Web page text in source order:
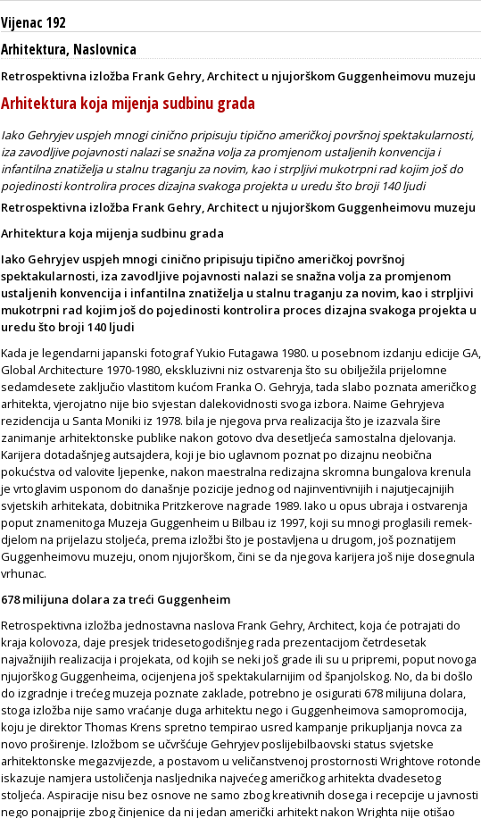
Vijenac 192
Arhitektura, Naslovnica
Retrospektivna izložba Frank Gehry, Architect u njujorškom Guggenheimovu muzeju
Arhitektura koja mijenja sudbinu grada
Iako Gehryjev uspjeh mnogi cinično pripisuju tipično američkoj površnoj spektakularnosti,
iza zavodljive pojavnosti nalazi se snažna volja za promjenom ustaljenih konvencija i
infantilna znatiželja u stalnu traganju za novim, kao i strpljivi mukotrpni rad kojim još do
pojedinosti kontrolira proces dizajna svakoga projekta u uredu što broji 140 ljudi
Retrospektivna izložba Frank Gehry, Architect u njujorškom Guggenheimovu muzeju
Arhitektura koja mijenja sudbinu grada
Iako Gehryjev uspjeh mnogi cinično pripisuju tipično američkoj površnoj
spektakularnosti, iza zavodljive pojavnosti nalazi se snažna volja za promjenom
ustaljenih konvencija i infantilna znatiželja u stalnu traganju za novim, kao i strpljivi
mukotrpni rad kojim još do pojedinosti kontrolira proces dizajna svakoga projekta u
uredu što broji 140 ljudi
Kada je legendarni japanski fotograf Yukio Futagawa 1980. u posebnom izdanju edicije GA,
Global Architecture 1970-1980, ekskluzivni niz ostvarenja što su obilježila prijelomne
sedamdesete zaključio vlastitom kućom Franka O. Gehryja, tada slabo poznata američkog
arhitekta, vjerojatno nije bio svjestan dalekovidnosti svoga izbora. Naime Gehryjeva
rezidencija u Santa Moniki iz 1978. bila je njegova prva realizacija što je izazvala šire
zanimanje arhitektonske publike nakon gotovo dva desetljeća samostalna djelovanja.
Karijera dotadašnjeg autsajdera, koji je bio uglavnom poznat po dizajnu neobična
pokućstva od valovite ljepenke, nakon maestralna redizajna skromna bungalova krenula
je vrtoglavim usponom do današnje pozicije jednog od najinventivnijih i najutjecajnijih
svjetskih arhitekata, dobitnika Pritzkerove nagrade 1989. Iako u opus ubraja i ostvarenja
poput znamenitoga Muzeja Guggenheim u Bilbau iz 1997, koji su mnogi proglasili remek-
djelom na prijelazu stoljeća, prema izložbi što je postavljena u drugom, još poznatijem
Guggenheimovu muzeju, onom njujorškom, čini se da njegova karijera još nije dosegnula
vrhunac.
678 milijuna dolara za treći Guggenheim
Retrospektivna izložba jednostavna naslova Frank Gehry, Architect, koja će potrajati do
kraja kolovoza, daje presjek tridesetogodišnjeg rada prezentacijom četrdesetak
najvažnijih realizacija i projekata, od kojih se neki još grade ili su u pripremi, poput novoga
njujorškog Guggenheima, ocijenjena još spektakularnijim od španjolskog. No, da bi došlo
do izgradnje i trećeg muzeja poznate zaklade, potrebno je osigurati 678 milijuna dolara,
stoga izložba nije samo vraćanje duga arhitektu nego i Guggenheimova samopromocija,
koju je direktor Thomas Krens spretno tempirao usred kampanje prikupljanja novca za
novo proširenje. Izložbom se učvršćuje Gehryjev poslijebilbaovski status svjetske
arhitektonske megazvijezde, a postavom u veličanstvenoj prostornosti Wrightove rotonde
iskazuje namjera ustoličenja nasljednika najvećeg američkog arhitekta dvadesetog
stoljeća. Aspiracije nisu bez osnove ne samo zbog kreativnih dosega i recepcije u javnosti
nego ponajprije zbog činjenice da ni jedan američki arhitekt nakon Wrighta nije otišao